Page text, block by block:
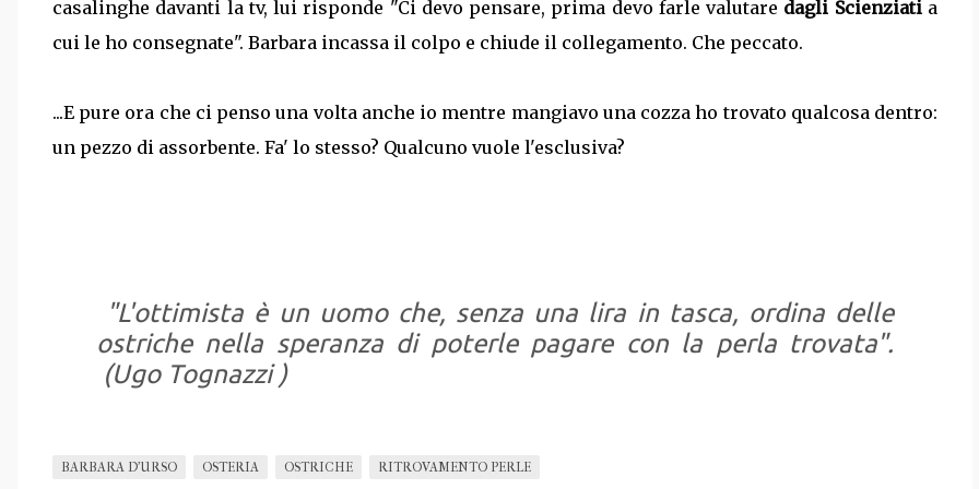
casalinghe davanti la tv, lui risponde "Ci devo pensare, prima devo farle valutare dagli Scienziatia
cui le ho consegnate". Barbara incassa il colpo e chiude il collegamento. Che peccato.
...E pure ora che ci penso una volta anche io mentre mangiavo una cozza ho trovato qualcosa dentro:
un pezzo di assorbente. Fa' lo stesso? Qualcuno vuole l'esclusiva?
"L'ottimista è un uomo che, senza una lira in tasca, ordina delle
ostriche nella speranza di poterle pagare con la perla trovata".
(Ugo Tognazzi )
BARBARA D'URSO OSTERIA OSTRICHE RITROVAMENTO PERLE